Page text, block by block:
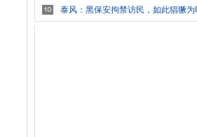
泰风：黑保安拘禁访民，如此猖獗为